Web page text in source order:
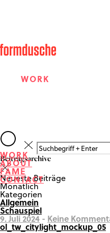
WORK
FAME
CONTACT
WORK
ABOUT
FAME
CONTACT
Beitragsarchive
Neueste Beiträge
Monatlich
Kategorien
Allgemein
Schauspiel
9. Juli 2024- Keine
ol_tw_citylight_mockup_05